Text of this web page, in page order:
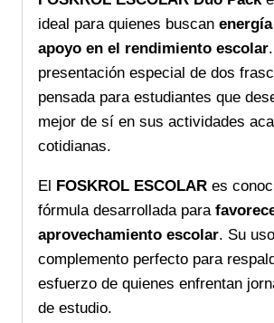
ideal para quienes buscan
apoyo en el rendimiento escolar
presentación especial de dos
pensada para estudiantes que
mejor de sí en sus actividades
cotidianas.
El FOSKROL ESCOLAR es
fórmula desarrollada para
aprovechamiento escolar. Su
complemento perfecto para
esfuerzo de quienes enfrentan
de estudio.